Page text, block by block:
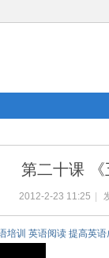
第二十课
2012-2-23 11:25
培训 英语阅读 提高英